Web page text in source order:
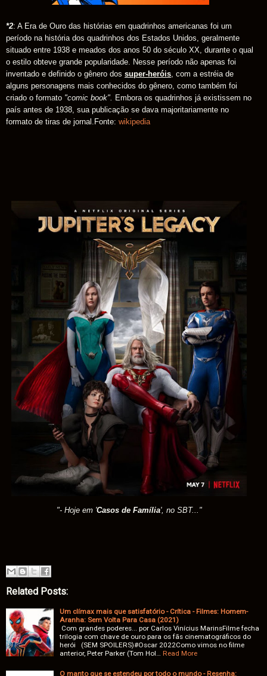
*2: A Era de Ouro das histórias em quadrinhos americanas foi um
período na história dos quadrinhos dos Estados Unidos, geralmente
situado entre 1938 e meados dos anos 50 do século XX, durante o qual
o estilo obteve grande popularidade. Nesse período não apenas foi
inventado e definido o gênero dos super-heróis, com a estréia de
alguns personagens mais conhecidos do gênero, como também foi
criado o formato "comic book". Embora os quadrinhos já existissem no
país antes de 1938, sua publicação se dava majoritariamente no
formato de tiras de jornal.Fonte: wikipedia
"- Hoje em 'Casos de Família', no SBT..."
Related Posts:
Um clímax mais que satisfatório - Crítica - Filmes: Homem-
Aranha: Sem Volta Para Casa (2021)
Com grandes poderes... por Carlos Vinícius MarinsFilme fecha
trilogia com chave de ouro para os fãs cinematográficos do
herói (SEM SPOILERS)#Oscar 2022Como vimos no filme
anterior, Peter Parker (Tom Hol…
Read More
O manto que se estendeu por todo o mundo - Resenha: